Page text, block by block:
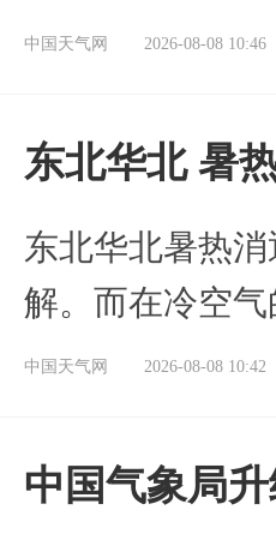
中国天气网 2026-08-08 10:46
东北华北 暑
东北华北暑热
解。而在冷空
中国天气网 2026-08-08 10:42
中国气象局